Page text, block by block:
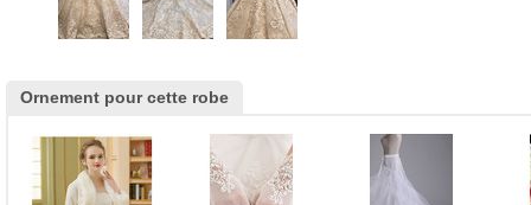
Ornement pour cette robe